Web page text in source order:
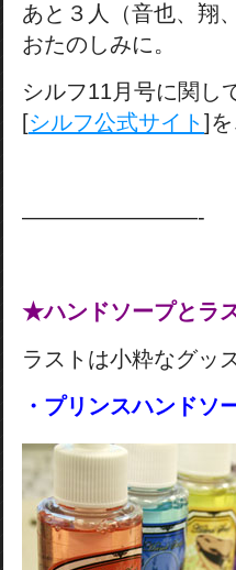
あと３人（音也、翔
おたのしみに。
シルフ11月号に関し
[シルフ公式サイト ]を
————————-
★ハンドソープとラ
ラストは小粋なグッ
・プリンスハンドソ